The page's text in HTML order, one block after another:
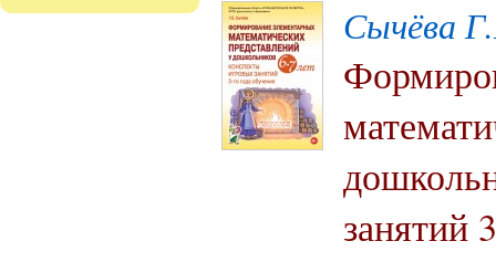
Сычёва
занятий